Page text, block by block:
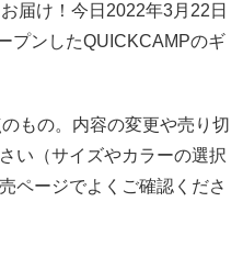
届け！今日2022年3月22日
プンしたQUICKCAMPのギ
もの。内容の変更や売り切
い（サイズやカラーの選択
ページでよくご確認くださ